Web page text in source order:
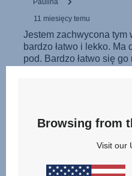
Browsing from
Visit our